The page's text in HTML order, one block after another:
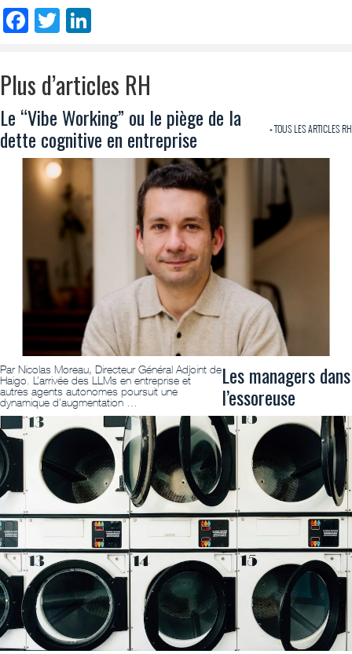
Facebook
Twitter
Plus d’articles RH
+ TOUS LES ARTICLES RH
Le “Vibe Working” ou le piège de la
dette cognitive en entreprise
Par Nicolas Moreau, Directeur Général Adjoint de
Haigo. L’arrivée des LLMs en entreprise et
autres agents autonomes poursuit une
dynamique d’augmentation …
Les managers dans
l’essoreuse